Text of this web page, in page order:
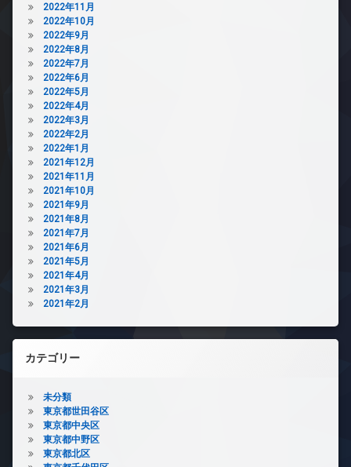
2022年11月
2022年10月
2022年9月
2022年8月
2022年7月
2022年6月
2022年5月
2022年4月
2022年3月
2022年2月
2022年1月
2021年12月
2021年11月
2021年10月
2021年9月
2021年8月
2021年7月
2021年6月
2021年5月
2021年4月
2021年3月
2021年2月
カテゴリー
未分類
東京都世田谷区
東京都中央区
東京都中野区
東京都北区